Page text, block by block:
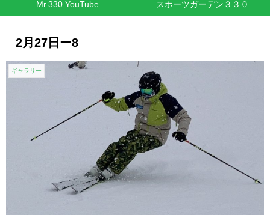
Mr.330 YouTube スポーツガーデン３３０
2月27日ー8
ギャラリー